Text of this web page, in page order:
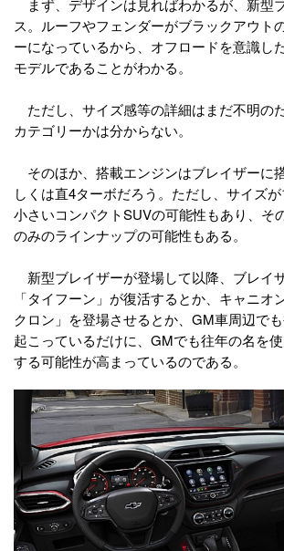
まず、デザインは見ればわかるが、新型
ス。ルーフやフェンダーがブラックアウト
ーになっているから、オフロードを意識し
モデルであることがわかる。
ただし、サイズ感等の詳細はまだ不明の
カテゴリーかは分からない。
そのほか、搭載エンジンはブレイザーに
しくは直4ターボだろう。ただし、サイズ
小さいコンパクトSUVの可能性もあり、そ
のみのラインナップの可能性もある。
新型ブレイザーが登場して以降、ブレイ
「タイフーン」が復活するとか、キャニオ
クロン」を登場させるとか、GM車周辺で
起こっているだけに、GMでも往年の名を
する可能性が高まっているのである。